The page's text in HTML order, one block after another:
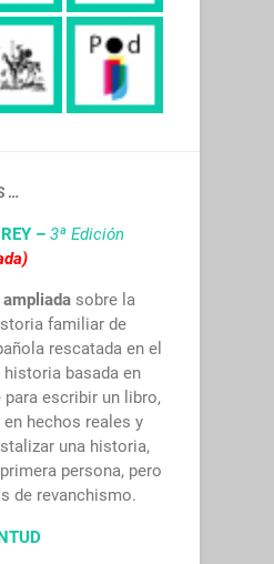
…
–3ª Edición
ampliada sobre la
familiar de
rescatada en el
basada en
escribir un libro,
hechos reales y
una historia,
persona, pero
de revanchismo.